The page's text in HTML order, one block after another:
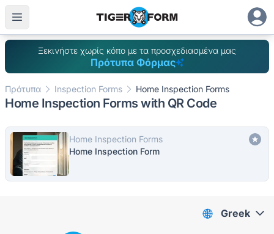
Ξεκινήστε χωρίς κόπο με τα προσχεδιασμένα μας
Πρότυπα Φόρμας
Πρότυπα Inspection Forms Home Inspection Forms
Home Inspection Forms with QR Code
Home Inspection Forms
Home Inspection Form
Greek